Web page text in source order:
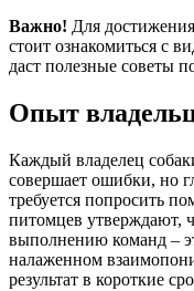
Важно! Для
стоит ознакомиться с
даст полезные советы
Опыт
Каждый владелец
совершает ошибки, но
требуется попросить
питомцев утверждают,
выполнению команд –
налаженном
результат в короткие